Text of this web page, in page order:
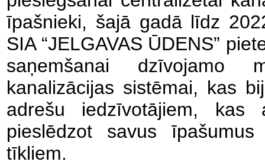
īpašnieki, šajā gadā līdz
SIA “JELGAVAS ŪDENS”
saņemšanai dzīvojamo
kanalizācijas sistēmai, kas
adrešu iedzīvotājiem, kas
pieslēdzot savus
tīkliem.